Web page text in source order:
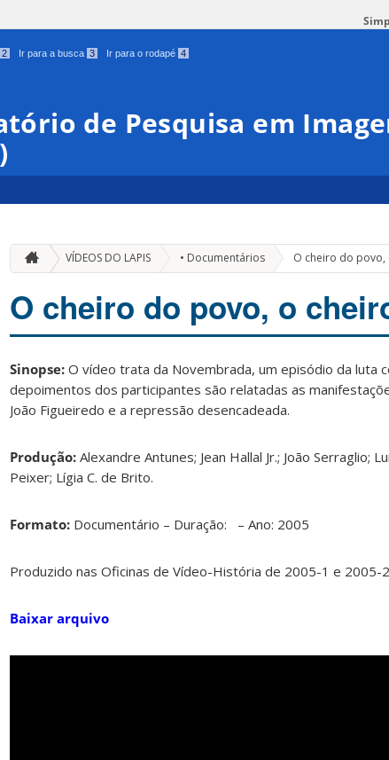
2 Ir para a busca 3 Ir para o rodapé 4
de Pesquisa em
VÍDEOS DO LAPIS • Documentários O cheiro do
O cheiro do povo, o
Sinopse: O vídeo trata da Novembrada, um episódio da luta
depoimentos dos participantes são relatadas as
João Figueiredo e a repressão desencadeada.
Produção: Alexandre Antunes; Jean Hallal Jr.; João Serraglio;
Peixer; Lígia C. de Brito.
Formato: Documentário – Duração: – Ano: 2005
Produzido nas Oficinas de Vídeo-História de 2005-1 e 2005-
Baixar arquivo